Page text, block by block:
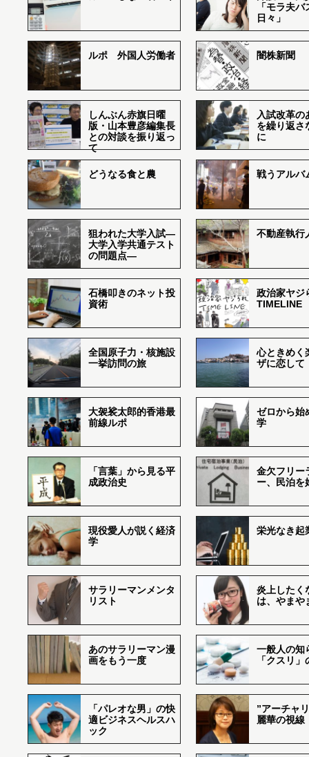
「モラ夫
日々」
ルポ 外国人労働者 闇株新聞
しんぶん赤旗日曜
版・山本豊彦編集長
との対談を振り返っ
て
入試改革の
を繰り返さ
に
どうなる食と農 戦うアルバ
狙われた大学入試―
大学入学共通テスト
の問題点―
不動産執行
石橋叩きのネット投
資術
政治家ヤジ
TIMELINE
全国原子力・核施設
一挙訪問の旅
心ときめく
ザに恋して
大袈裟太郎的香港最
前線ルポ
ゼロから始
学
「言葉」から見る平
成政治史
金欠フリー
ー、民泊を
現役愛人が説く経済
学
栄光なき起
サラリーマンメンタ
リスト
炎上したく
は、やまや
あのサラリーマン漫
画をもう一度
一般人の知
「クスリ
「パレオな男」の快
適ビジネスヘルスハ
ック
”アーチャ
麗華の視線